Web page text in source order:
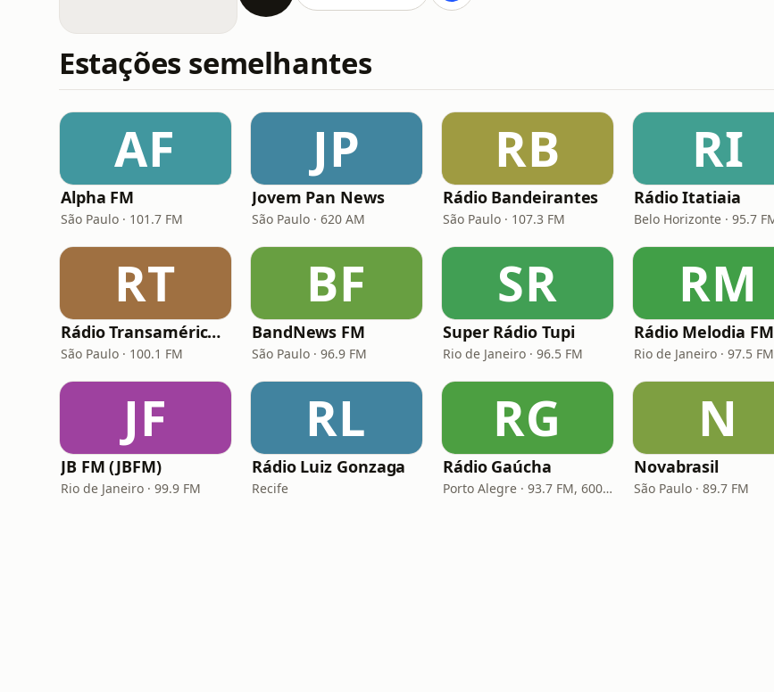
Estações semelhantes
AF
Alpha FM
São Paulo · 101.7 FM
JP
Jovem Pan News
São Paulo · 620 AM
RB
Rádio Bandeirantes
São Paulo · 107.3 FM
RI
Rádio Itatiaia
RT
Rádio Transamérica (TMC)
São Paulo · 100.1 FM
BF
BandNews FM
São Paulo · 96.9 FM
SR
Super Rádio Tupi
Rio de Janeiro · 96.5 FM
RM
Rio de Janeiro · 97.5 FM
JF
JB FM (JBFM)
Rio de Janeiro · 99.9 FM
RL
Rádio Luiz Gonzaga
Recife
RG
Rádio Gaúcha
Porto Alegre · 93.7 FM, 600 AM
N
Novabrasil
São Paulo · 89.7 FM